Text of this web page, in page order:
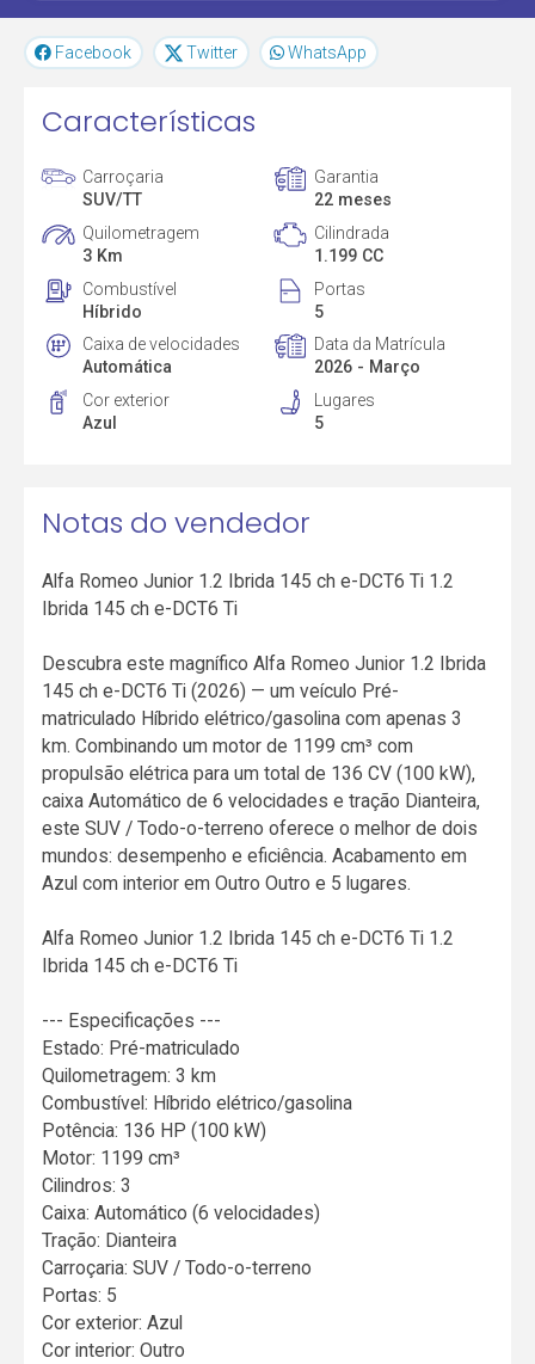
Facebook Twitter WhatsApp
Características
Carroçaria
SUV/TT
Garantia
22 meses
Quilometragem
3 Km
Cilindrada
1.199 CC
Combustível
Híbrido
Portas
5
Caixa de velocidades
Automática
Data da Matrícula
2026 - Março
Cor exterior
Azul
Lugares
5
Notas do vendedor
Alfa Romeo Junior 1.2 Ibrida 145 ch e-DCT6 Ti 1.2
Ibrida 145 ch e-DCT6 Ti
Descubra este magnífico Alfa Romeo Junior 1.2 Ibrida
145 ch e-DCT6 Ti (2026) — um veículo Pré-
matriculado Híbrido elétrico/gasolina com apenas 3
km. Combinando um motor de 1199 cm³ com
propulsão elétrica para um total de 136 CV (100 kW),
caixa Automático de 6 velocidades e tração Dianteira,
este SUV / Todo-o-terreno oferece o melhor de dois
mundos: desempenho e eficiência. Acabamento em
Azul com interior em Outro Outro e 5 lugares.
Alfa Romeo Junior 1.2 Ibrida 145 ch e-DCT6 Ti 1.2
Ibrida 145 ch e-DCT6 Ti
--- Especificações ---
Estado: Pré-matriculado
Quilometragem: 3 km
Combustível: Híbrido elétrico/gasolina
Potência: 136 HP (100 kW)
Motor: 1199 cm³
Cilindros: 3
Caixa: Automático (6 velocidades)
Tração: Dianteira
Carroçaria: SUV / Todo-o-terreno
Portas: 5
Cor exterior: Azul
Cor interior: Outro